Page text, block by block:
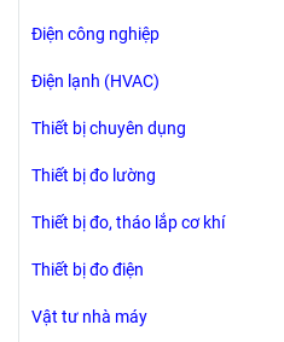
Điện công nghiệp
Điện lạnh (HVAC)
Thiết bị chuyên dụng
Thiết bị đo lường
Thiết bị đo, tháo lắp cơ khí
Thiết bị đo điện
Vật tư nhà máy